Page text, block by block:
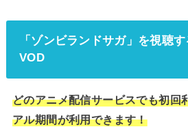
「ゾンビランドサガ」を視聴
VOD
どのアニメ配信サービスでも初回
アル期間が利用できます！